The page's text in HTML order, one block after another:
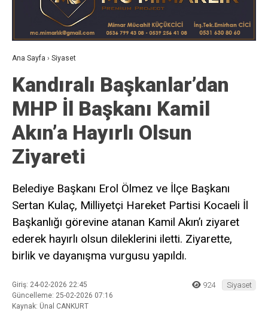
Ana Sayfa › Siyaset
Kandıralı Başkanlar’dan
MHP İl Başkanı Kamil
Akın’a Hayırlı Olsun
Ziyareti
Belediye Başkanı Erol Ölmez ve İlçe Başkanı
Sertan Kulaç, Milliyetçi Hareket Partisi Kocaeli İl
Başkanlığı görevine atanan Kamil Akın’ı ziyaret
ederek hayırlı olsun dileklerini iletti. Ziyarette,
birlik ve dayanışma vurgusu yapıldı.
Giriş: 24-02-2026 22:45
Güncelleme: 25-02-2026 07:16
Kaynak: Ünal CANKURT
924 Siyaset